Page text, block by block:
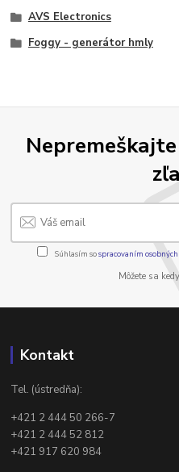
AVS Electronics
Foggy - generátor hmly
Súhlasím sospracovaním
Môžete sa
Kontakt
Tel. (ústredňa):
+421 2 444 50 266-7
+421 2 444 52 812
+421 917 620 984